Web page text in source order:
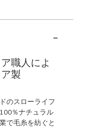
-
職人によ
製
のスローライフ
％ナチュラル
で毛糸を紡ぐと